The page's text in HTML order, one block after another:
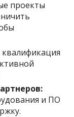
проекты
квалификация
и ПО